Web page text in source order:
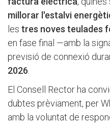
millorar l'estalvi
les tres noves teulades
en fase final —amb la
previsió de connexió
2026
El Consell Rector ha
dubtes prèviament, per
amb la voluntat de